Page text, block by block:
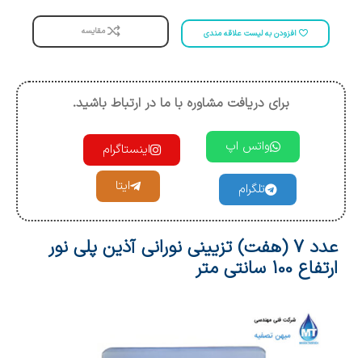
افزودن به لیست علاقه مندی مقایسه
برای دریافت مشاوره با ما در ارتباط باشید.
واتس اپ اینستاگرام
تلگرام ایتا
عدد 7 (هفت) تزیینی نورانی آذین پلی نور
ارتفاع 100 سانتی متر